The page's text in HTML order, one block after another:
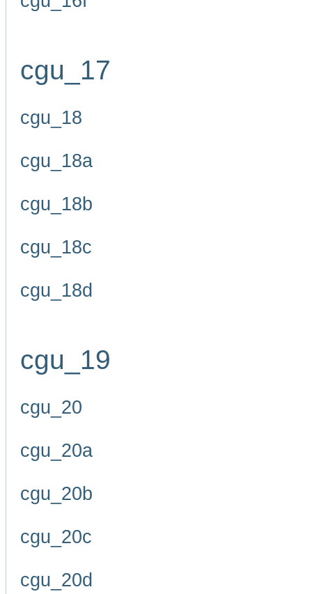
cgu_17
cgu_18
cgu_18a
cgu_18b
cgu_18c
cgu_18d
cgu_19
cgu_20
cgu_20a
cgu_20b
cgu_20c
cgu_20d